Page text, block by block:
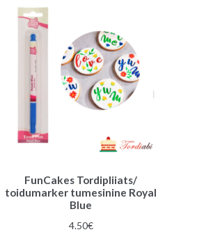
FunCakes Tordipliiats/
toidumarker tumesinine Royal
Blue
4.50€